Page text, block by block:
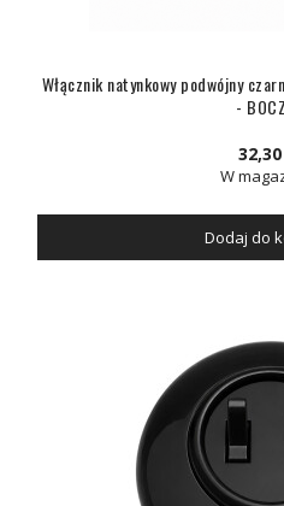
Włącznik natynkowy podwójny
-
32,30
W
Dodaj do